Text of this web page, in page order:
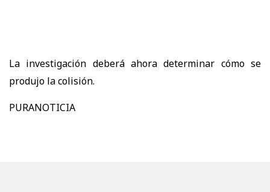
La investigación deberá ahora determinar cómo se
produjo la colisión.
PURANOTICIA